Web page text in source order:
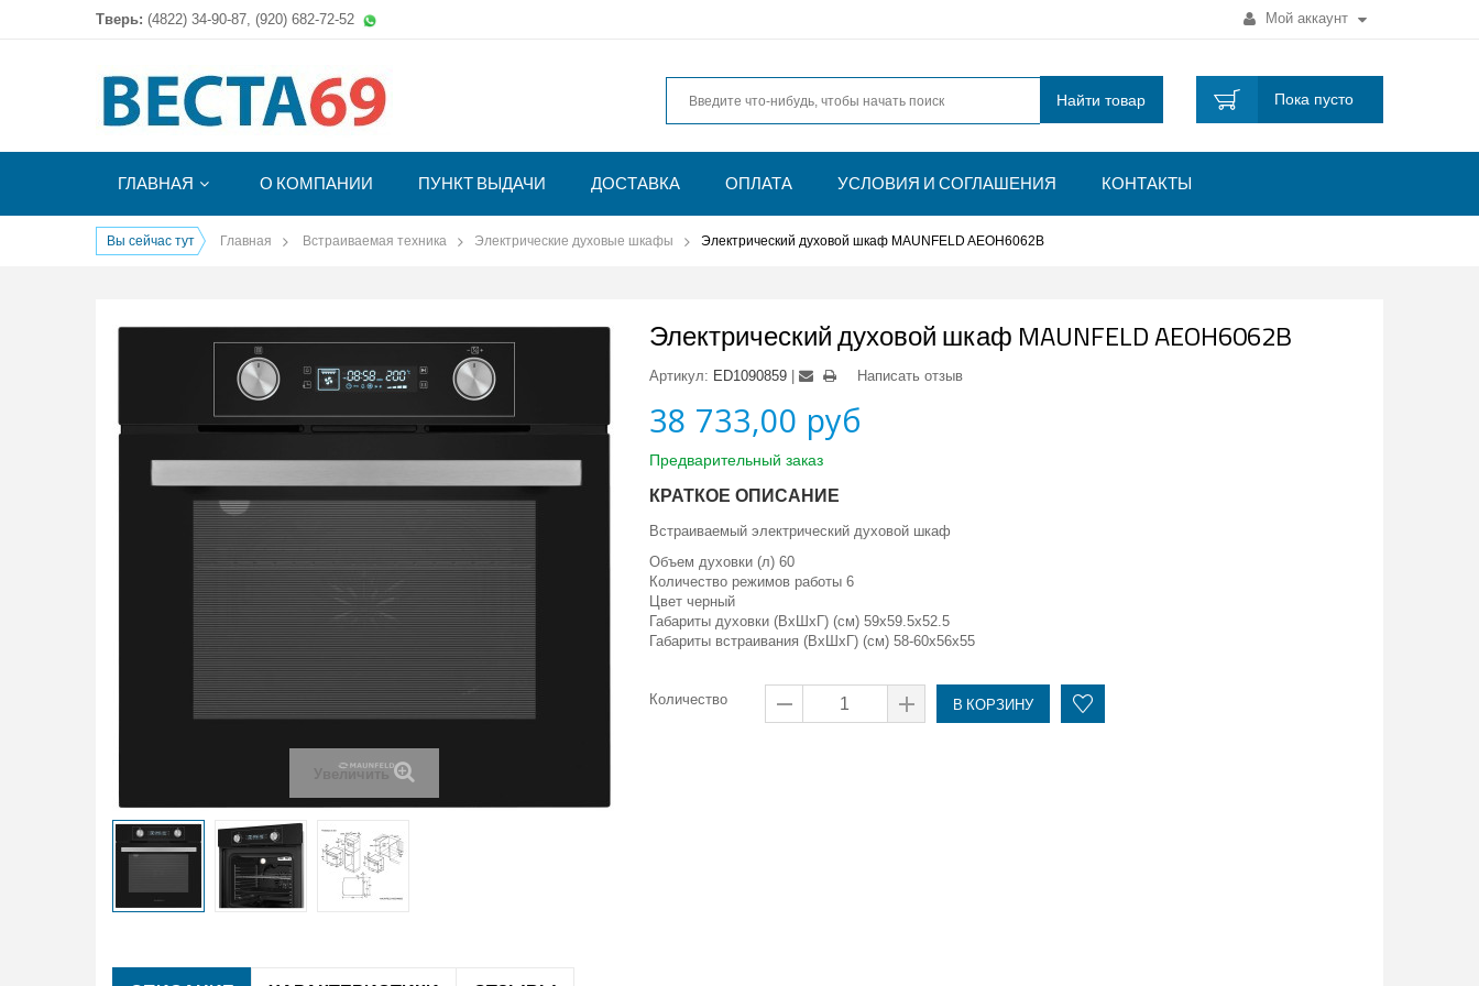
Тверь: (4822) 34-90-87, (920) 682-72-52 Мой аккаунт
Найти товар Пока пусто
ГЛАВНАЯ О КОМПАНИИ ПУНКТ ВЫДАЧИ ДОСТАВКА ОПЛАТА УСЛОВИЯ И СОГЛАШЕНИЯ КОНТАКТЫ
Вы сейчас тут Главная Встраиваемая техника Электрические духовые шкафы Электрический духовой шкаф MAUNFELD AEOH6062B
Увеличить
Электрический духовой шкаф MAUNFELD AEOH6062B
Артикул: ED1090859 Написать отзыв
38 733,00 руб
Предварительный заказ
КРАТКОЕ ОПИСАНИЕ
Встраиваемый электрический духовой шкаф
Объем духовки (л) 60
Количество режимов работы 6
Цвет черный
Габариты духовки (ВxШxГ) (см) 59x59.5x52.5
Габариты встраивания (ВxШxГ) (см) 58-60x56x55
Количество В КОРЗИНУ